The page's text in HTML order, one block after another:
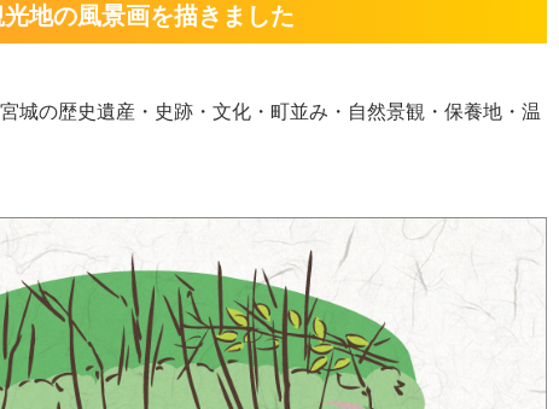
地の風景画を描きました
城の歴史遺産・史跡・文化・町並み・自然景観・保養地・温